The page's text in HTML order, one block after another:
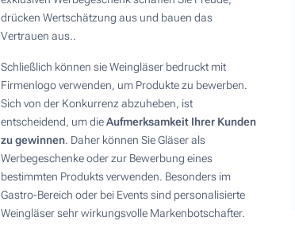
drücken Wertschätzung aus und bauen das
Vertrauen aus..
Schließlich können sie Weingläser bedruckt mit
Firmenlogo verwenden, um Produkte zu bewerben.
Sich von der Konkurrenz abzuheben, ist
entscheidend, um dieAufmerksamkeit Ihrer Kunden
zu gewinnen. Daher können Sie Gläser als
Werbegeschenke oder zur Bewerbung eines
bestimmten Produkts verwenden. Besonders im
Gastro-Bereich oder bei Events sind personalisierte
Weingläser sehr wirkungsvolle Markenbotschafter.